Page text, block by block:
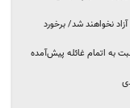
نخواهند شد/ برخورد
به اتمام غائله پیش‌آمده